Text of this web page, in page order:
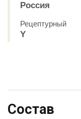
Россия
Рецептурный
Y
Состав